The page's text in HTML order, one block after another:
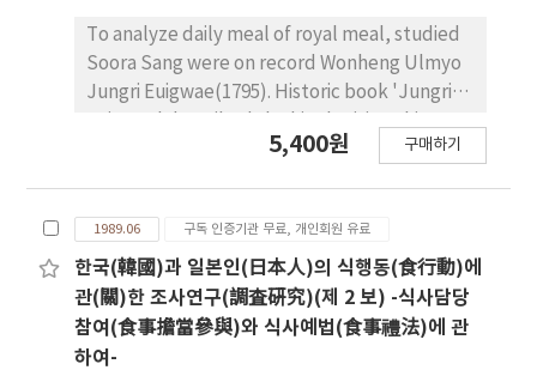
To analyze daily meal of royal meal, studied
Soora Sang were on record Wonheng Ulmyo
Jungri Euigwae(1795). Historic book 'Jungri
father's royal tomb 'Hyun Neung Won',
from this study are as follows. A dining table
was round table with feet as black lacquer.
Vessels were brazen vessel, silverware and
earthenware. Kinds of dishes indicated as the
number of vessels (sets). Food was arranged
5,400원 구매하기
1989.06 구독 인증기관 무료, 개인회원 유료
한국(韓國)과 일본인(日本人)의 식행동(食行動)에
관(關)한 조사연구(調査硏究)(제 2 보) -식사담당
참여(食事擔當參與)와 식사예법(食事禮法)에 관
하여-